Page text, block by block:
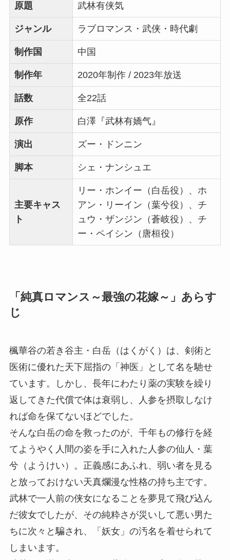
原題 武林有侠気
ジャンル ラブロマンス・武侠・時代劇
制作国 中国
制作年 2020年制作 / 2023年放送
話数 全22話
原作 白澤『武林有嬌气』
演出 ズー・ドンニン
脚本 シェ・ナンシュエ
主要キャス
ト
リー・ホンイー（白岳役）、ホ
アン・リーイン（葉兮役）、チ
ュウ・ザンジン（蒼岐役）、チ
ー・ペイシン（唐桓役）
「純真ロマンス～最強の花嫁～」あらす
じ
楓華谷の若き谷主・白岳（はくがく）は、剣術と
医術に優れた天下屈指の「神医」として名を馳せ
ています。しかし、長年にわたり薬の実験を繰り
返してきた代償で体は衰弱し、人参を摂取しなけ
れば命を保てないほどでした。
そんな白岳の命を救ったのが、千年もの修行を経
てようやく人間の姿を手に入れた人参の仙人・葉
兮（ようけい）。正義感にあふれ、弱い者を見る
と放っておけない天真爛漫な性格の持ち主です。
武林で一人前の侠女になることを夢見て飛び込ん
だ彼女でしたが、その純粋さが災いして悪い男た
ちに次々と騙され、「妖女」の汚名を着せられて
しまいます。